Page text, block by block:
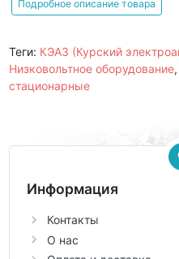
Подробное описание товара
Теги: КЭАЗ (Курский
Низковольтное оборудование,
стационарные
Информация
Контакты
О нас